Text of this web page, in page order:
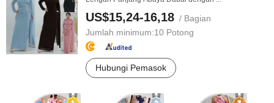
US$15,24-16,18 / Bagian
Jumlah minimum:10 Potong
Hubungi Pemasok